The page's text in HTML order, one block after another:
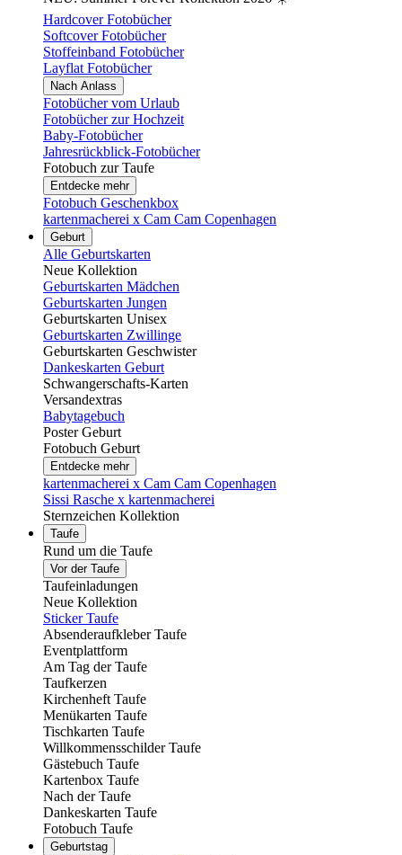
Hardcover Fotobücher
Softcover Fotobücher
Stoffeinband Fotobücher
Layflat Fotobücher
Nach Anlass
Fotobücher vom Urlaub
Fotobücher zur Hochzeit
Baby-Fotobücher
Jahresrückblick-Fotobücher
Fotobuch zur Taufe
Entdecke mehr
Fotobuch Geschenkbox
kartenmacherei x Cam Cam Copenhagen
Geburt
Alle Geburtskarten
Neue Kollektion
Geburtskarten Mädchen
Geburtskarten Jungen
Geburtskarten Unisex
Geburtskarten Zwillinge
Geburtskarten Geschwister
Dankeskarten Geburt
Schwangerschafts-Karten
Versandextras
Babytagebuch
Poster Geburt
Fotobuch Geburt
Entdecke mehr
kartenmacherei x Cam Cam Copenhagen
Sissi Rasche x kartenmacherei
Sternzeichen Kollektion
Taufe
Rund um die Taufe
Vor der Taufe
Taufeinladungen
Neue Kollektion
Sticker Taufe
Absenderaufkleber Taufe
Eventplattform
Am Tag der Taufe
Taufkerzen
Kirchenheft Taufe
Menükarten Taufe
Tischkarten Taufe
Willkommensschilder Taufe
Gästebuch Taufe
Kartenbox Taufe
Nach der Taufe
Dankeskarten Taufe
Fotobuch Taufe
Geburtstag